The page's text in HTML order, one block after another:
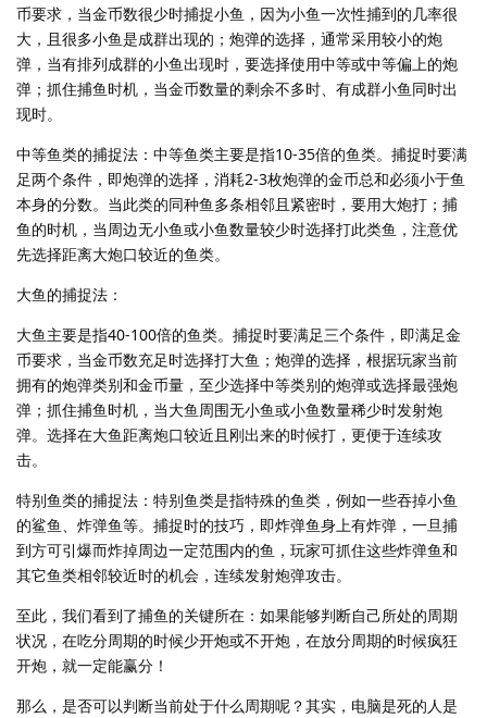
币要求，当金币数很少时捕捉小鱼，因为小鱼一次性捕到的几率很
大，且很多小鱼是成群出现的；炮弹的选择，通常采用较小的炮
弹，当有排列成群的小鱼出现时，要选择使用中等或中等偏上的炮
弹；抓住捕鱼时机，当金币数量的剩余不多时、有成群小鱼同时出
现时。
中等鱼类的捕捉法：中等鱼类主要是指10-35倍的鱼类。捕捉时要满
足两个条件，即炮弹的选择，消耗2-3枚炮弹的金币总和必须小于鱼
本身的分数。当此类的同种鱼多条相邻且紧密时，要用大炮打；捕
鱼的时机，当周边无小鱼或小鱼数量较少时选择打此类鱼，注意优
先选择距离大炮口较近的鱼类。
大鱼的捕捉法：
大鱼主要是指40-100倍的鱼类。捕捉时要满足三个条件，即满足金
币要求，当金币数充足时选择打大鱼；炮弹的选择，根据玩家当前
拥有的炮弹类别和金币量，至少选择中等类别的炮弹或选择最强炮
弹；抓住捕鱼时机，当大鱼周围无小鱼或小鱼数量稀少时发射炮
弹。选择在大鱼距离炮口较近且刚出来的时候打，更便于连续攻
击。
特别鱼类的捕捉法：特别鱼类是指特殊的鱼类，例如一些吞掉小鱼
的鲨鱼、炸弹鱼等。捕捉时的技巧，即炸弹鱼身上有炸弹，一旦捕
到方可引爆而炸掉周边一定范围内的鱼，玩家可抓住这些炸弹鱼和
其它鱼类相邻较近时的机会，连续发射炮弹攻击。
至此，我们看到了捕鱼的关键所在：如果能够判断自己所处的周期
状况，在吃分周期的时候少开炮或不开炮，在放分周期的时候疯狂
开炮，就一定能赢分！
那么，是否可以判断当前处于什么周期呢？其实，电脑是死的人是